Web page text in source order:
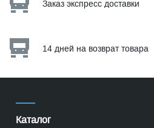
Заказ экспресс доставки
14 дней на возврат товара
Каталог